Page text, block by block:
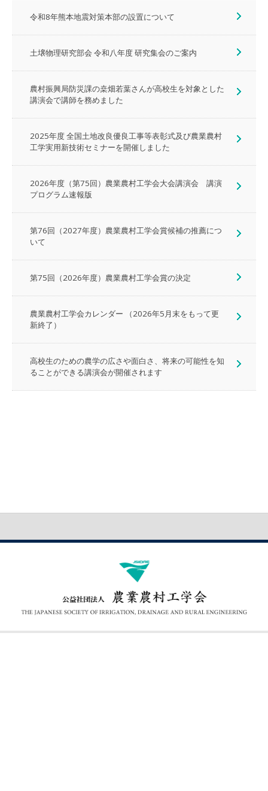
令和8年熊本地震対策本部の設置について
土壌物理研究部会 令和八年度 研究集会のご案内
農村振興局防災課の桒畑若葉さんが高校生を対象とした
講演会で講師を務めました
2025年度 全国土地改良優良工事等表彰式及び農業農村
工学実用新技術セミナーを開催しました
2026年度（第75回）農業農村工学会大会講演会 講演
プログラム速報版
第76回（2027年度）農業農村工学会賞候補の推薦につ
いて
第75回（2026年度）農業農村工学会賞の決定
農業農村工学会カレンダー （2026年5月末をもって更
新終了）
高校生のための農学の広さや面白さ、将来の可能性を知
ることができる講演会が開催されます